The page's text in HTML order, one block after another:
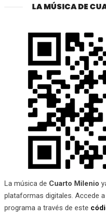
LA MÚSICA DE
La música de Cuarto Milenio
plataformas digitales. Accede
programa a través de este